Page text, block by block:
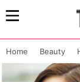
Home Beauty